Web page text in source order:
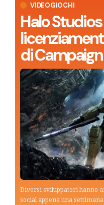
VIDEOGIOCHI
Halo
di
Diversi sviluppatori hanno
social appena una